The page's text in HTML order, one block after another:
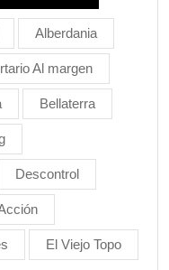
Alberdania
Al margen
Bellaterra
Descontrol
El Viejo Topo